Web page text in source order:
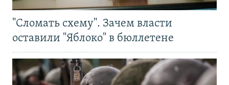
"Сломать схему". Зачем власти
оставили "Яблоко" в бюллетене